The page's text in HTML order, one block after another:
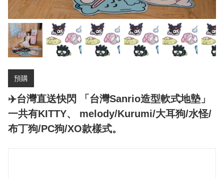
預購
✈️台灣直送快閃 「台灣Sanrio造型軟式地墊」
一共有KITTY、 melody/Kurumi/大耳狗/水怪/
布丁狗/PC狗/XO款樣式。